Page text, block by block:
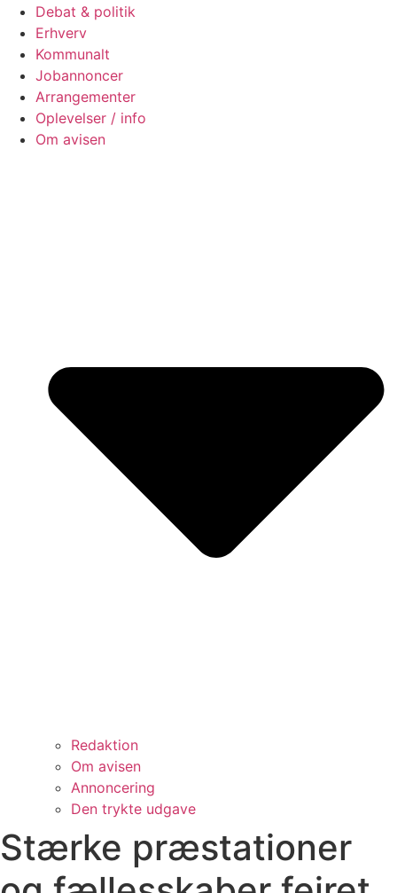
Debat & politik
Erhverv
Kommunalt
Jobannoncer
Arrangementer
Oplevelser / info
Om avisen
Redaktion
Om avisen
Annoncering
Den trykte udgave
Stærke præstationer